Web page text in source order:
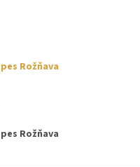
Rožňava
Rožňava